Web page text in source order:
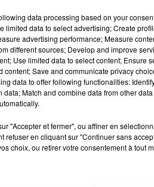
pas de le dire sur les réseaux
data processing based on your
limited data to select advertising; Create
advertising performance; Measure
different sources; Develop and improve
Use limited data to select content; Ensure
content; Save and communicate privacy
data to offer following functionalities:
Match and combine data from other
"Accepter et fermer", ou affiner en
refuser en cliquant sur "Continuer sans
choix, ou retirer votre consentement à tout